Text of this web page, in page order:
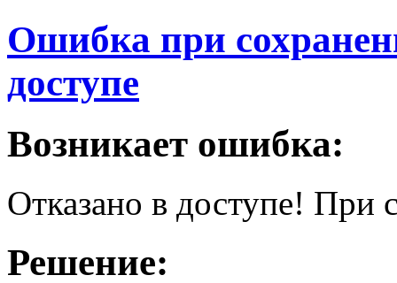
Ошибка при
доступе
Возникает ошибка:
Отказано в доступе! При
Решение: